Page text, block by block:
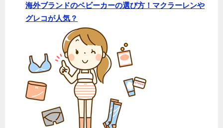
海外ブランドのベビーカーの選び方！マクラーレンや
グレコが人気？